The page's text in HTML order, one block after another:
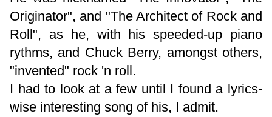
Originator", and "The Architect of Rock and
Roll", as he, with his speeded-up piano
rythms, and Chuck Berry, amongst others,
"invented" rock 'n roll.
I had to look at a few until I found a lyrics-
wise interesting song of his, I admit.